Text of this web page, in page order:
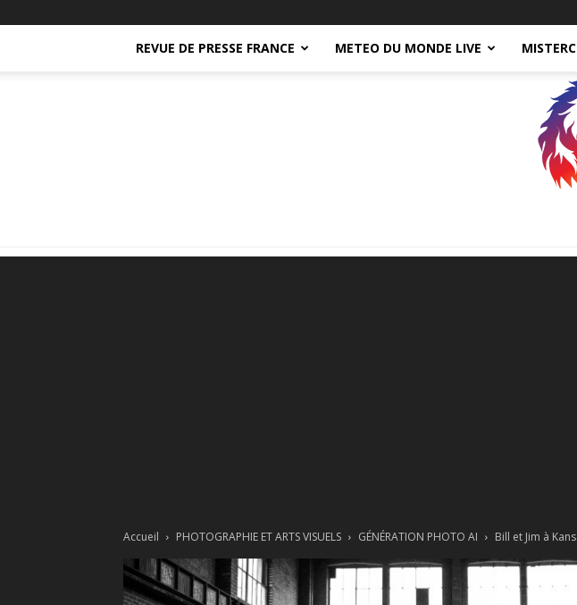
REVUE DE PRESSE FRANCE METEO DU MONDE LIVE
Accueil PHOTOGRAPHIE ET ARTS VISUELS GÉNÉRATION PHOTO AI Bill et Jim à